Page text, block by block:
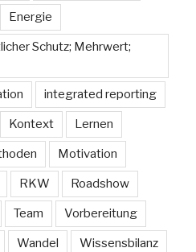
Energie
Schutz; Mehrwert;
integrated reporting
Kontext Lernen
Motivation
RKW Roadshow
Team Vorbereitung
Wandel Wissensbilanz